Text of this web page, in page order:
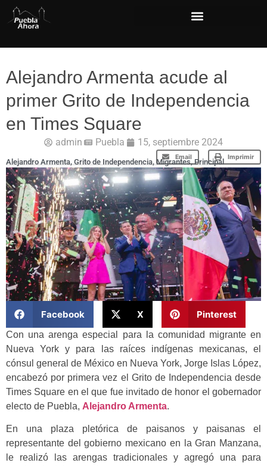
Alejandro Armenta acude al
primer Grito de Independencia
en Times Square
admin Puebla 15, septiembre 2024
Email Imprimir
Alejandro Armenta, Grito de Independencia, Migrantes,Principal
Facebook X Pinterest
Con una arenga especial para la comunidad migrante en
Nueva York y para las raíces indígenas mexicanas, el
cónsul general de México en Nueva York, Jorge Islas López,
encabezó por primera vez el Grito de Independencia desde
Times Square en el que fue invitado de honor el gobernador
electo de Puebla, Alejandro Armenta.
En una plaza pletórica de paisanos y paisanas el
representante del gobierno mexicano en la Gran Manzana,
le realizó las arengas tradicionales y agregó una para